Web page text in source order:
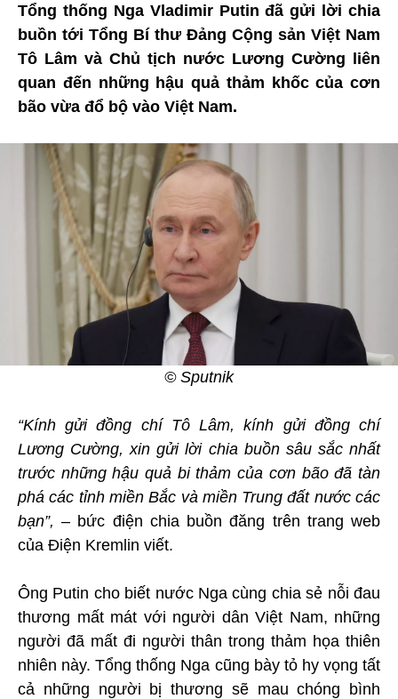
Tổng thống Nga Vladimir Putin đã gửi lời chia
buồn tới Tổng Bí thư Đảng Cộng sản Việt Nam
Tô Lâm và Chủ tịch nước Lương Cường liên
quan đến những hậu quả thảm khốc của cơn
bão vừa đổ bộ vào Việt Nam.
© Sputnik
“Kính gửi đồng chí Tô Lâm, kính gửi đồng chí
Lương Cường, xin gửi lời chia buồn sâu sắc nhất
trước những hậu quả bi thảm của cơn bão đã tàn
phá các tỉnh miền Bắc và miền Trung đất nước các
bạn”, – bức điện chia buồn đăng trên trang web
của Điện Kremlin viết.
Ông Putin cho biết nước Nga cùng chia sẻ nỗi đau
thương mất mát với người dân Việt Nam, những
người đã mất đi người thân trong thảm họa thiên
nhiên này. Tổng thống Nga cũng bày tỏ hy vọng tất
cả những người bị thương sẽ mau chóng bình